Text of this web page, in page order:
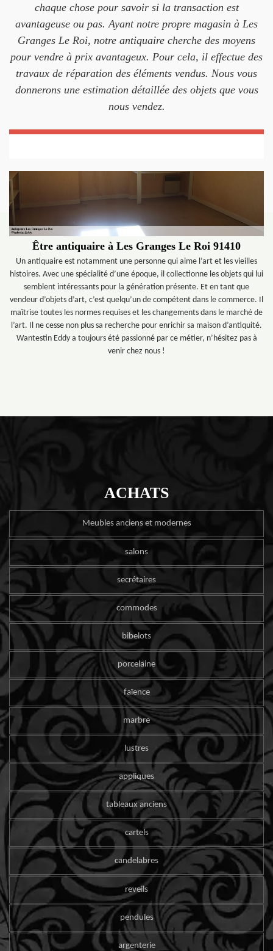
chaque chose pour savoir si la transaction est
avantageuse ou pas. Ayant notre propre magasin à Les
Granges Le Roi, notre antiquaire cherche des moyens
pour vendre à prix avantageux. Pour cela, il effectue des
travaux de réparation des éléments vendus. Nous vous
donnerons une estimation détaillée des objets que vous
nous vendez.
Être antiquaire à Les Granges Le Roi 91410
Un antiquaire est notamment une personne qui aime l’art et les vieilles
histoires. Avec une spécialité d’une époque, il collectionne les objets qui lui
semblent intéressants pour la génération présente. Et en tant que
vendeur d’objets d’art, c’est quelqu’un de compétent dans le commerce. Il
maîtrise toutes les normes requises et les changements dans le marché de
l’art. Il ne cesse non plus sa recherche pour enrichir sa maison d’antiquité.
Wantestin Eddy a toujours été passionné par ce métier, n’hésitez pas à
venir chez nous !
ACHATS
Meubles anciens et modernes
salons
secrétaires
commodes
bibelots
porcelaine
faïence
marbre
lustres
appliques
tableaux anciens
cartels
candelabres
reveils
pendules
argenterie